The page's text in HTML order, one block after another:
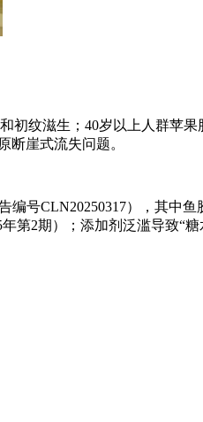
初纹滋生；40岁以上人群苹
断崖式流失问题。
号CLN20250317），其中
2期）；添加剂泛滥导致“